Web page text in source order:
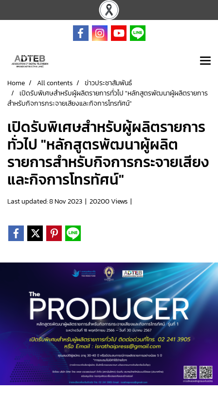
Home All contents
ข่าวประชาสัมพันธ์
เปิดรับพิเศษสำหรับผู้ผลิตรายการทั่วไป "หลักสูตรพัฒนาผู้ผลิตรายการ
สำหรับกิจการกระจายเสียงและกิจการโทรทัศน์"
เปิดรับพิเศษสำหรับผู้ผลิตรายการ
ทั่วไป "หลักสูตรพัฒนาผู้ผลิต
รายการสำหรับกิจการกระจายเสียง
และกิจการโทรทัศน์"
Last updated: 8 Nov 2023 | 20200 Views |